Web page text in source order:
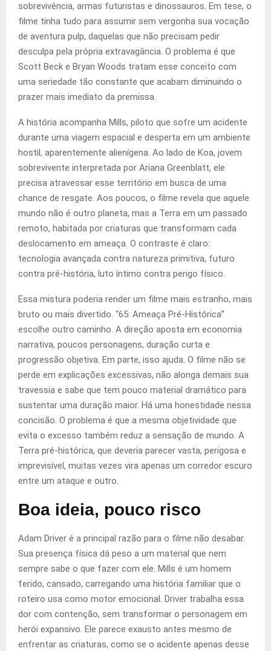
sobrevivência, armas futuristas e dinossauros. Em tese, o
filme tinha tudo para assumir sem vergonha sua vocação
de aventura pulp, daquelas que não precisam pedir
desculpa pela própria extravagância. O problema é que
Scott Beck e Bryan Woods tratam esse conceito com
uma seriedade tão constante que acabam diminuindo o
prazer mais imediato da premissa.
A história acompanha Mills, piloto que sofre um acidente
durante uma viagem espacial e desperta em um ambiente
hostil, aparentemente alienígena. Ao lado de Koa, jovem
sobrevivente interpretada por Ariana Greenblatt, ele
precisa atravessar esse território em busca de uma
chance de resgate. Aos poucos, o filme revela que aquele
mundo não é outro planeta, mas a Terra em um passado
remoto, habitada por criaturas que transformam cada
deslocamento em ameaça. O contraste é claro:
tecnologia avançada contra natureza primitiva, futuro
contra pré-história, luto íntimo contra perigo físico.
Essa mistura poderia render um filme mais estranho, mais
bruto ou mais divertido. “65: Ameaça Pré-Histórica”
escolhe outro caminho. A direção aposta em economia
narrativa, poucos personagens, duração curta e
progressão objetiva. Em parte, isso ajuda. O filme não se
perde em explicações excessivas, não alonga demais sua
travessia e sabe que tem pouco material dramático para
sustentar uma duração maior. Há uma honestidade nessa
concisão. O problema é que a mesma objetividade que
evita o excesso também reduz a sensação de mundo. A
Terra pré-histórica, que deveria parecer vasta, perigosa e
imprevisível, muitas vezes vira apenas um corredor escuro
entre um ataque e outro.
Boa ideia, pouco risco
Adam Driver é a principal razão para o filme não desabar.
Sua presença física dá peso a um material que nem
sempre sabe o que fazer com ele. Mills é um homem
ferido, cansado, carregando uma história familiar que o
roteiro usa como motor emocional. Driver trabalha essa
dor com contenção, sem transformar o personagem em
herói expansivo. Ele parece exausto antes mesmo de
enfrentar as criaturas, como se o acidente apenas desse